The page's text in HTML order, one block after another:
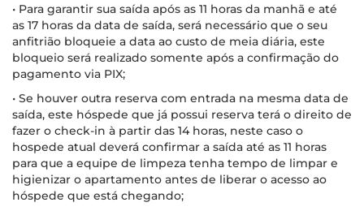
• Para garantir sua saída após as 11 horas da manhã e até
as 17 horas da data de saída, será necessário que o seu
anfitrião bloqueie a data ao custo de meia diária, este
bloqueio será realizado somente após a confirmação do
pagamento via PIX;
• Se houver outra reserva com entrada na mesma data de
saída, este hóspede que já possui reserva terá o direito de
fazer o check-in à partir das 14 horas, neste caso o
hospede atual deverá confirmar a saída até as 11 horas
para que a equipe de limpeza tenha tempo de limpar e
higienizar o apartamento antes de liberar o acesso ao
hóspede que está chegando;